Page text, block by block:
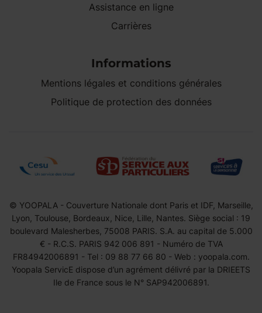
Assistance en ligne
Carrières
Informations
Mentions légales et conditions générales
Politique de protection des données
© YOOPALA - Couverture Nationale dont Paris et IDF, Marseille,
Lyon, Toulouse, Bordeaux, Nice, Lille, Nantes. Siège social : 19
boulevard Malesherbes, 75008 PARIS. S.A. au capital de 5.000
€ - R.C.S. PARIS 942 006 891 - Numéro de TVA
FR84942006891 - Tel : 09 88 77 66 80 - Web : yoopala.com.
Yoopala ServicE dispose d’un agrément délivré par la DRIEETS
Ile de France sous le N° SAP942006891.